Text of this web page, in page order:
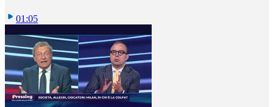
01:05